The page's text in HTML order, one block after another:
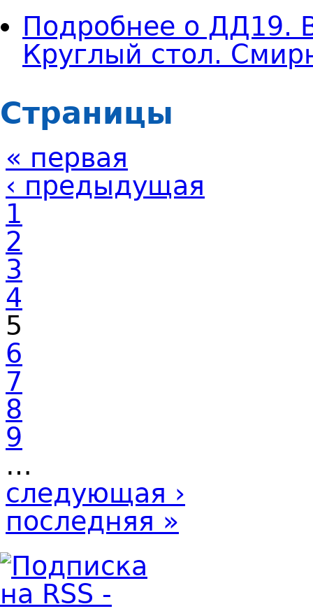
Подробнее о ДД19.
Круглый стол.
Страницы
« первая
‹ предыдущая
1
2
3
4
5
6
7
8
9
…
следующая ›
последняя »